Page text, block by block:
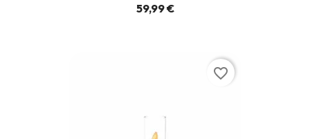
59,99 €
favorite_border